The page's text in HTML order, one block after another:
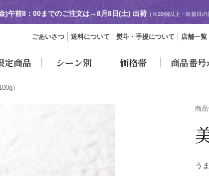
)午前8：00までのご注文は→8月8日(土) 出荷 （※20個以上・出荷日の
ごあいさつ 送料について 熨斗・手提について 店舗一覧
定商品 シーン別 価格帯 商品番
）
商品
う